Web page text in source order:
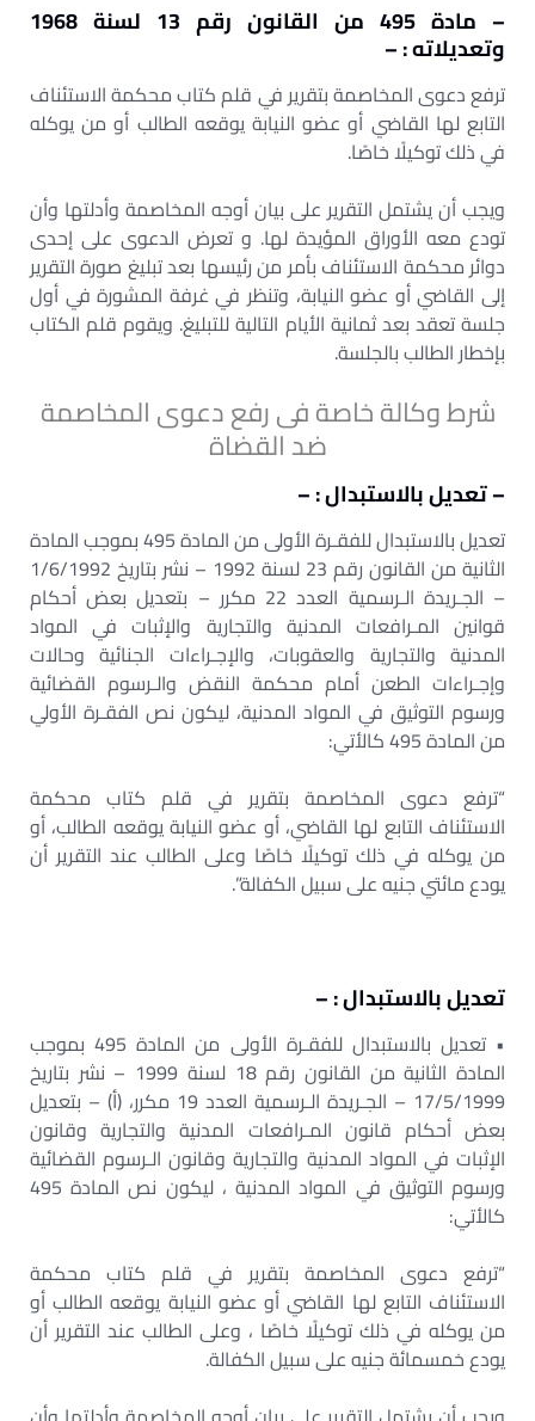
– مادة 495 من القانون رقم 13 لسنة 1968
وتعديلاته : –
ترفع دعوى المخاصمة بتقرير في قلم كتاب محكمة الاستئناف
التابع لها القاضي أو عضو النيابة يوقعه الطالب أو من يوكله
في ذلك توكيلًا خاصًا.
ويجب أن يشتمل التقرير على بيان أوجه المخاصمة وأدلتها وأن
تودع معه الأوراق المؤيدة لها. و تعرض الدعوى على إحدى
دوائر محكمة الاستئناف بأمر من رئيسها بعد تبليغ صورة التقرير
إلى القاضي أو عضو النيابة، وتنظر في غرفة المشورة في أول
جلسة تعقد بعد ثمانية الأيام التالية للتبليغ. ويقوم قلم الكتاب
بإخطار الطالب بالجلسة.
شرط وكالة خاصة فى رفع دعوى المخاصمة
ضد القضاة
– تعديل بالاستبدال : –
تعديل بالاستبدال للفقـرة الأولى من المادة 495 بموجب المادة
الثانية من القانون رقم 23 لسنة 1992 – نشر بتاريخ 1/6/1992
– الجـريدة الـرسمية العدد 22 مكرر – بتعديل بعض أحكام
قوانين المـرافعات المدنية والتجارية والإثبات في المواد
المدنية والتجارية والعقوبات، والإجـراءات الجنائية وحالات
وإجـراءات الطعن أمام محكمة النقض والـرسوم القضائية
ورسوم التوثيق في المواد المدنية، ليكون نص الفقـرة الأولي
من المادة 495 كالأتي:
“ترفع دعوى المخاصمة بتقرير في قلم كتاب محكمة
الاستئناف التابع لها القاضي، أو عضو النيابة يوقعه الطالب، أو
من يوكله في ذلك توكيلًا خاصًا وعلى الطالب عند التقرير أن
يودع مائتي جنيه على سبيل الكفالة”.
تعديل بالاستبدال : –
• تعديل بالاستبدال للفقـرة الأولى من المادة 495 بموجب
المادة الثانية من القانون رقم 18 لسنة 1999 – نشر بتاريخ
17/5/1999 – الجـريدة الـرسمية العدد 19 مكرر، (أ) – بتعديل
بعض أحكام قانون المـرافعات المدنية والتجارية وقانون
الإثبات في المواد المدنية والتجارية وقانون الـرسوم القضائية
ورسوم التوثيق في المواد المدنية ، ليكون نص المادة 495
كالأتي:
“ترفع دعوى المخاصمة بتقرير في قلم كتاب محكمة
الاستئناف التابع لها القاضي أو عضو النيابة يوقعه الطالب أو
من يوكله في ذلك توكيلًا خاصًا ، وعلى الطالب عند التقرير أن
يودع خمسمائة جنيه على سبيل الكفالة.